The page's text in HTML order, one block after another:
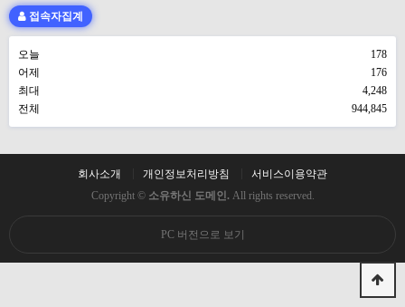
접속자집계
오늘
178
어제
176
최대
4,248
전체
944,845
회사소개 개인정보처리방침
서비스이용약관
Copyright © 소유하신 도메인. All rights reserved.
PC 버전으로 보기